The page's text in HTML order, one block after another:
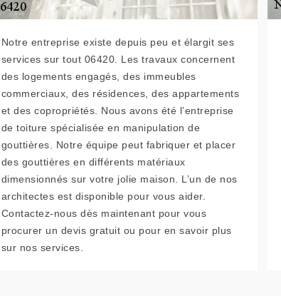
Notre entreprise existe depuis peu et élargit ses
services sur tout 06420. Les travaux concernent
des logements engagés, des immeubles
commerciaux, des résidences, des appartements
et des copropriétés. Nous avons été l’entreprise
de toiture spécialisée en manipulation de
gouttières. Notre équipe peut fabriquer et placer
des gouttières en différents matériaux
dimensionnés sur votre jolie maison. L’un de nos
architectes est disponible pour vous aider.
Contactez-nous dès maintenant pour vous
procurer un devis gratuit ou pour en savoir plus
sur nos services.